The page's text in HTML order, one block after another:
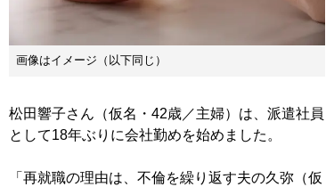
画像はイメージ（以下同じ）
松田響子さん（仮名・42歳／主婦）は、派遣社員
として18年ぶりに会社勤めを始めました。
「再就職の理由は、不倫を繰り返す夫の久弥（仮